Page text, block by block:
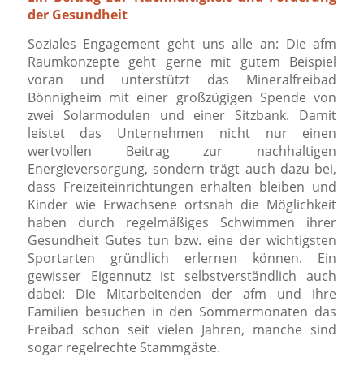
der Gesundheit
Soziales Engagement geht uns alle an: Die afm
Raumkonzepte geht gerne mit gutem Beispiel
voran und unterstützt das Mineralfreibad
Bönnigheim mit einer großzügigen Spende von
zwei Solarmodulen und einer Sitzbank. Damit
leistet das Unternehmen nicht nur einen
wertvollen Beitrag zur nachhaltigen
Energieversorgung, sondern trägt auch dazu bei,
dass Freizeiteinrichtungen erhalten bleiben und
Kinder wie Erwachsene ortsnah die Möglichkeit
haben durch regelmäßiges Schwimmen ihrer
Gesundheit Gutes tun bzw. eine der wichtigsten
Sportarten gründlich erlernen können. Ein
gewisser Eigennutz ist selbstverständlich auch
dabei: Die Mitarbeitenden der afm und ihre
Familien besuchen in den Sommermonaten das
Freibad schon seit vielen Jahren, manche sind
sogar regelrechte Stammgäste.